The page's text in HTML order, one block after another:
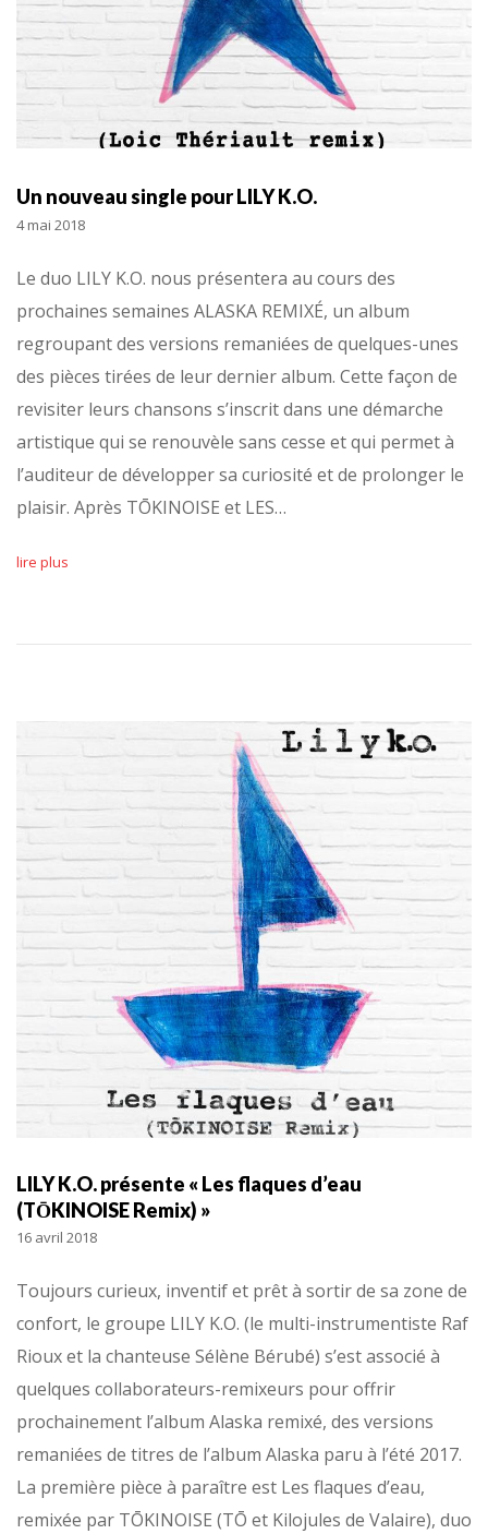
Un nouveau single pour LILY K.O.
4 mai 2018
Le duo LILY K.O. nous présentera au cours des
prochaines semaines ALASKA REMIXÉ, un album
regroupant des versions remaniées de quelques-unes
des pièces tirées de leur dernier album. Cette façon de
revisiter leurs chansons s’inscrit dans une démarche
artistique qui se renouvèle sans cesse et qui permet à
l’auditeur de développer sa curiosité et de prolonger le
plaisir. Après TŌKINOISE et LES…
lire plus
LILY K.O. présente « Les flaques d’eau
(TŌKINOISE Remix) »
16 avril 2018
Toujours curieux, inventif et prêt à sortir de sa zone de
confort, le groupe LILY K.O. (le multi-instrumentiste Raf
Rioux et la chanteuse Sélène Bérubé) s’est associé à
quelques collaborateurs-remixeurs pour offrir
prochainement l’album Alaska remixé, des versions
remaniées de titres de l’album Alaska paru à l’été 2017.
La première pièce à paraître est Les flaques d’eau,
remixée par TŌKINOISE (TŌ et Kilojules de Valaire), duo